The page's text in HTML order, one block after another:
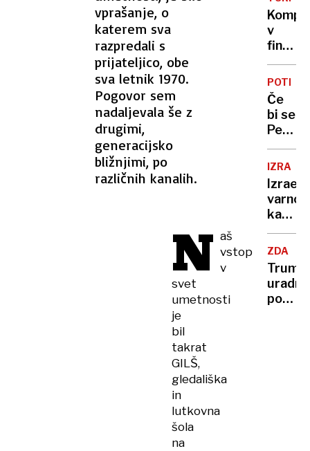
vprašanje, o
katerem sva
razpredali s
prijateljico, obe
sva letnik 1970.
Pogovor sem
nadaljevala še z
drugimi,
generacijsko
bližnjimi, po
različnih kanalih.
N aš
vstop
v
svet
umetnosti
je
bil
takrat
GILŠ,
gledališka
in
lutkovna
šola
na
z
v
šefu
pa
790
Če
bi se
v
bi
imeli
8400
stavb
IZRAEL
vladi
ZDA
uradni